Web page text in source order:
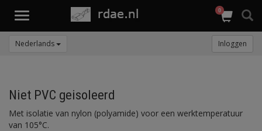
Toggle
0
Nederlands Inloggen
Niet PVC geisoleerd
Met isolatie van nylon (polyamide) voor een werktemperatuur
van 105°C.